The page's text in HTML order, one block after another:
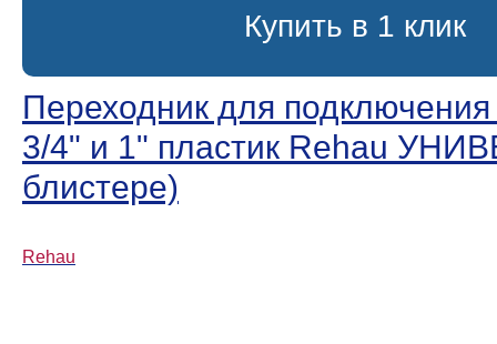
Купить в 1 клик
Переходник для подключения
3/4ʺ и 1ʺ пластик Rehau
блистере)
Rehau